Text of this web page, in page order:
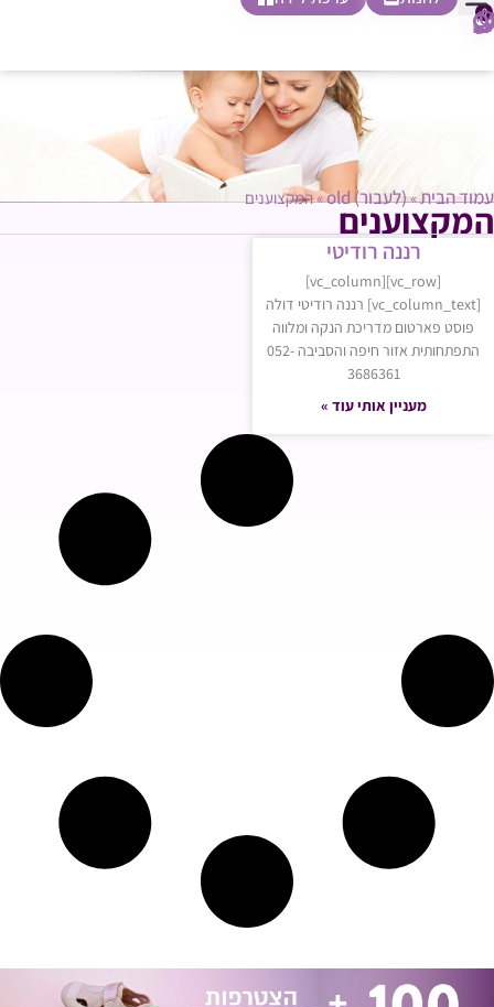
0
עמוד הבית»(לעבור) old »המקצוענים המקצוענים
רננה רודיטי
[vc_row][vc_column]
[vc_column_text] רננה רודיטי דולה
פוסט פארטום מדריכת הנקה ומלווה
התפתחותית אזור חיפה והסביבה 052-
3686361
מעניין אותי עוד »